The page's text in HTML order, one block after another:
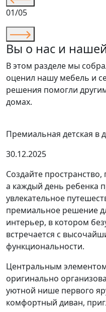
01/05
Вы о нас и
В этом разделе мы
оценил нашу мебель и
решения помогли
домах.
Премиальная детская в
30.12.2025
Создайте
а каждый день ребенка
увлекательное
премиальное решение
интерьер, в котором
встречается с
функциональности.
Центральным
оригинально
уютной нише первого
комфортный диван,